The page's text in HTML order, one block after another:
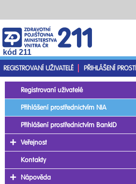
kód 211
REGISTROVANÍ UŽIVATELÉ
PŘIHLÁŠENÍ
Registrovaní uživatelé
Přihlášení prostřednictvím NIA
Přihlášení prostřednictvím BankID
Veřejnost
Kontakty
Nápověda